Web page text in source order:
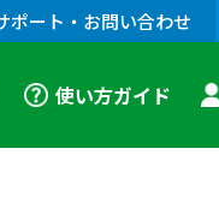
ポート・お問い合わせ
使い方ガイド